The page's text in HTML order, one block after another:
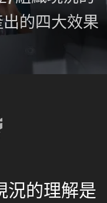
的四大效果
況的理解是